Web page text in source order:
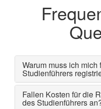
Warum muss ich
Studienführers
Fallen Kosten für die
des Studienführers